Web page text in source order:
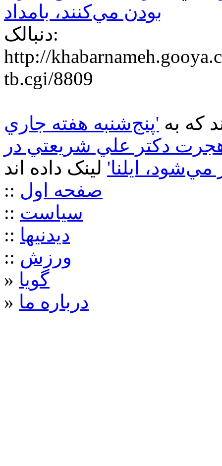
بودن مي‌كنند، بامداد
دنبالک:
http://
tb.cgi/8809
که به 'پنج‌‏شنبه هفته جاري
دکتر علي شريعتي در
مي‌‏شود، ايلنا'
:: صفحه اول
:: سياست
:: ديدنيها
:: ورزش
» گويا
» درباره ما